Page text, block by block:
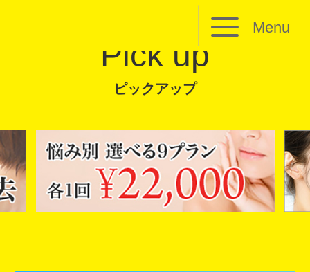
Menu
Pick up
ピックアップ